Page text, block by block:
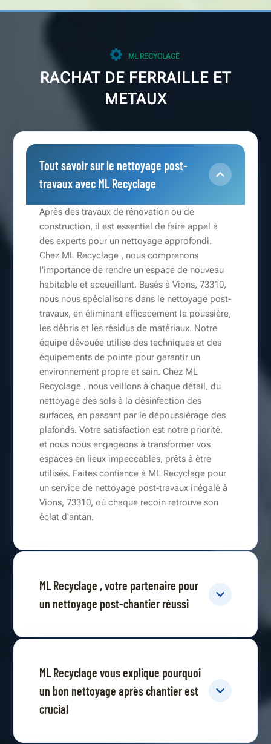
ML RECYCLAGE
RACHAT DE FERRAILLE ET
METAUX
Tout savoir sur le nettoyage post-
travaux avec ML Recyclage
Après des travaux de rénovation ou de
construction, il est essentiel de faire appel à
des experts pour un nettoyage approfondi.
Chez ML Recyclage , nous comprenons
l'importance de rendre un espace de nouveau
habitable et accueillant. Basés à Vions, 73310,
nous nous spécialisons dans le nettoyage post-
travaux, en éliminant efficacement la poussière,
les débris et les résidus de matériaux. Notre
équipe dévouée utilise des techniques et des
équipements de pointe pour garantir un
environnement propre et sain. Chez ML
Recyclage , nous veillons à chaque détail, du
nettoyage des sols à la désinfection des
surfaces, en passant par le dépoussiérage des
plafonds. Votre satisfaction est notre priorité,
et nous nous engageons à transformer vos
espaces en lieux impeccables, prêts à être
utilisés. Faites confiance à ML Recyclage pour
un service de nettoyage post-travaux inégalé à
Vions, 73310, où chaque recoin retrouve son
éclat d'antan.
ML Recyclage , votre partenaire pour
un nettoyage post-chantier réussi
ML Recyclage vous explique pourquoi
un bon nettoyage après chantier est
crucial